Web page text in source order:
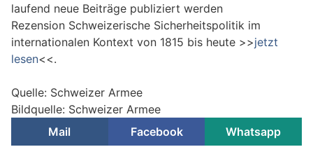
laufend neue Beiträge publiziert werden
Rezension Schweizerische Sicherheitspolitik im
internationalen Kontext von 1815 bis heute >>jetzt
lesen<<.
Quelle: Schweizer Armee
Bildquelle: Schweizer Armee
Mail
Facebook Whatsapp